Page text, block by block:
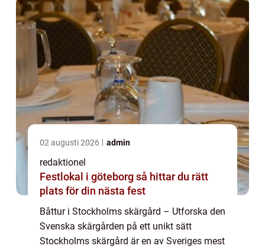
02 augusti 2026 admin
redaktionel
Festlokal i göteborg så hittar du rätt
plats för din nästa fest
Båttur i Stockholms skärgård – Utforska den
Svenska skärgården på ett unikt sätt
Stockholms skärgård är en av Sveriges mest